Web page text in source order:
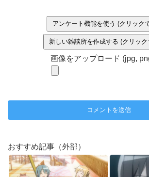
アンケート機能を使う (クリック
新しい雑談所を作成する (クリック
画像をアップロード (jpg,
おすすめ記事（外部）